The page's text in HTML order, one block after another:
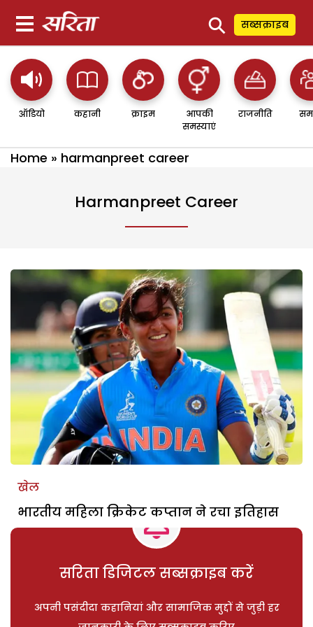
⚲ सब्सक्राइब
ऑडियो कहानी क्राइम
आपकी
समस्याएं
राजनीति
Home » harmanpreet career
Harmanpreet Career
खेल
भारतीय महिला क्रिकेट कप्तान ने रचा इतिहास
सरिता डिजिटल सब्सक्राइब करें
अपनी पसंदीदा कहानियां और सामाजिक मुद्दों से जुड़ी हर